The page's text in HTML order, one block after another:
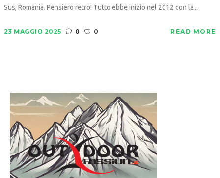
Sus, Romania. Pensiero retro! Tutto ebbe inizio nel 2012 con la...
23 MAGGIO 2025 0 0 READ MORE